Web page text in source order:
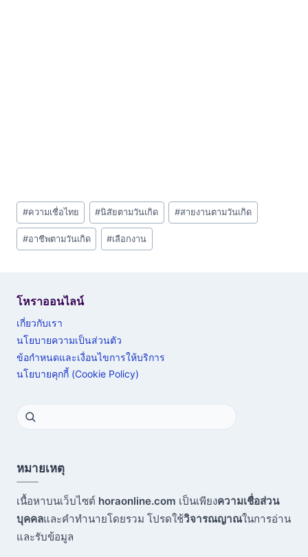
Post
Tags:
#ความเชื่อไทย #นิสัยตามวันเกิด #สายงานตามวันเกิด
#อาชีพตามวันเกิด #เลือกงาน
โหราออนไลน์
เกี่ยวกับเรา
นโยบายความเป็นส่วนตัว
ข้อกำหนดและเงื่อนไขการให้บริการ
นโยบายคุกกี้ (Cookie Policy)
หมายเหตุ
เนื้อหาบนเว็บไซต์ horaonline.com เป็นเพียงความเชื่อส่วน
บุคคลและคำทำนายโดยรวม โปรดใช้วิจารณญาณในการอ่าน
และรับข้อมูล